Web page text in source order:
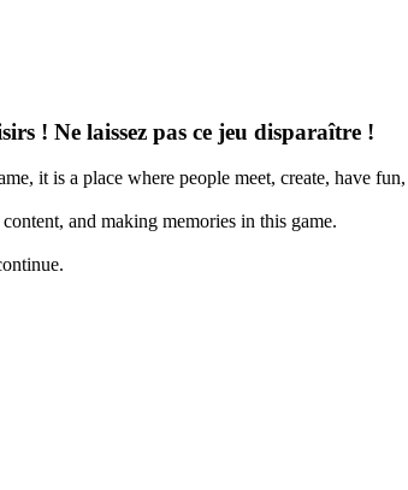
! Ne laissez pas ce jeu disparaître !
it is a place where people meet, create, have
and making memories in this game.